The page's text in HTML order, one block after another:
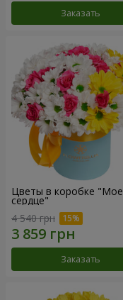
Заказать
Цветы в коробке "Мое
сердце"
4 540 грн
Заказать